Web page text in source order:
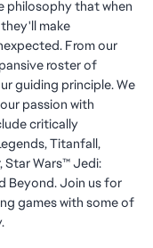
philosophy that when
make
From our
roster of
guiding principle. We
passion with
critically
Titanfall,
Star Wars™ Jedi:
Beyond. Join us for
games with some of